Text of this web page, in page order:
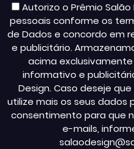
Autorizo o Prêmio
pessoais conforme os
de Dados e concordo em
e publicitário.
acima
informativo e
Design. Caso deseje
utilize mais os seus dados
consentimento para que
e-mails,